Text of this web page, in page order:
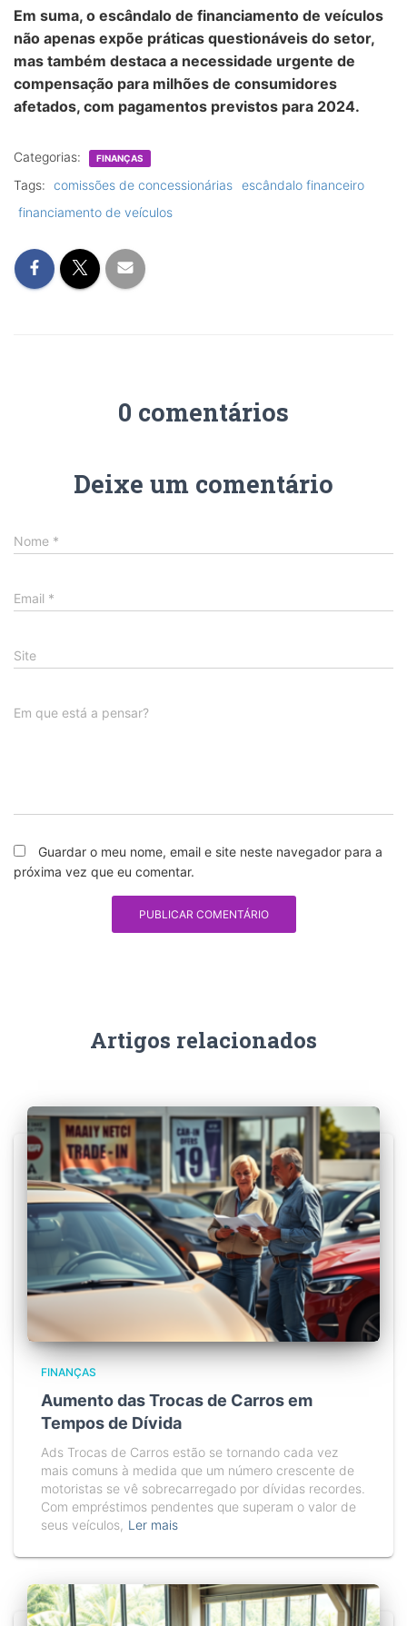
Em suma, o escândalo de financiamento de veículos
não apenas expõe práticas questionáveis do setor,
mas também destaca a necessidade urgente de
compensação para milhões de consumidores
afetados, com pagamentos previstos para 2024.
Categorias: FINANÇAS
Tags: comissões de concessionárias escândalo financeiro
financiamento de veículos
0 comentários
Deixe um comentário
Nome *
Email *
Site
Em que está a pensar?
Guardar o meu nome, email e site neste navegador para a
próxima vez que eu comentar.
Artigos relacionados
FINANÇAS
Aumento das Trocas de Carros em
Tempos de Dívida
Ads Trocas de Carros estão se tornando cada vez
mais comuns à medida que um número crescente de
motoristas se vê sobrecarregado por dívidas recordes.
Com empréstimos pendentes que superam o valor de
seus veículos, Ler mais